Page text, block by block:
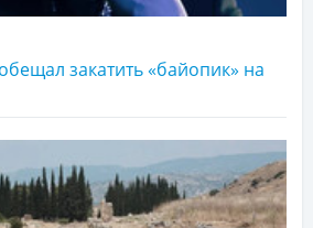
закатить «байопик» на